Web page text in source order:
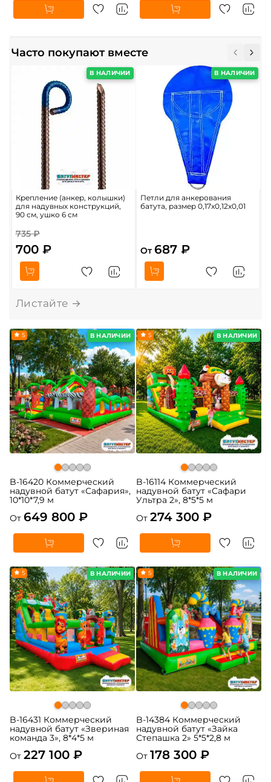
Часто покупают вместе
В НАЛИЧИИ
Крепление (анкер, колышки)
для надувных конструкций,
90 см, ушко 6 см
735 ₽
700 ₽
В НАЛИЧИИ
Петли для анкерования
батута, размер 0,17x0,12x0,01
От 687 ₽
В НАЛИЧИИ
5
B-16420 Коммерческий
надувной батут «Сафария»,
10*10*7,9 м
От 649 800 ₽
В НАЛИЧИИ
5
B-16114 Коммерческий
надувной батут «Сафари
Ультра 2», 8*5*5 м
От 274 300 ₽
В НАЛИЧИИ
5
B-16431 Коммерческий
надувной батут «Звериная
команда 3», 8*4*5 м
От 227 100 ₽
В НАЛИЧИИ
5
B-14384 Коммерческий
надувной батут «Зайка
Степашка 2» 5*5*2,8 м
От 178 300 ₽